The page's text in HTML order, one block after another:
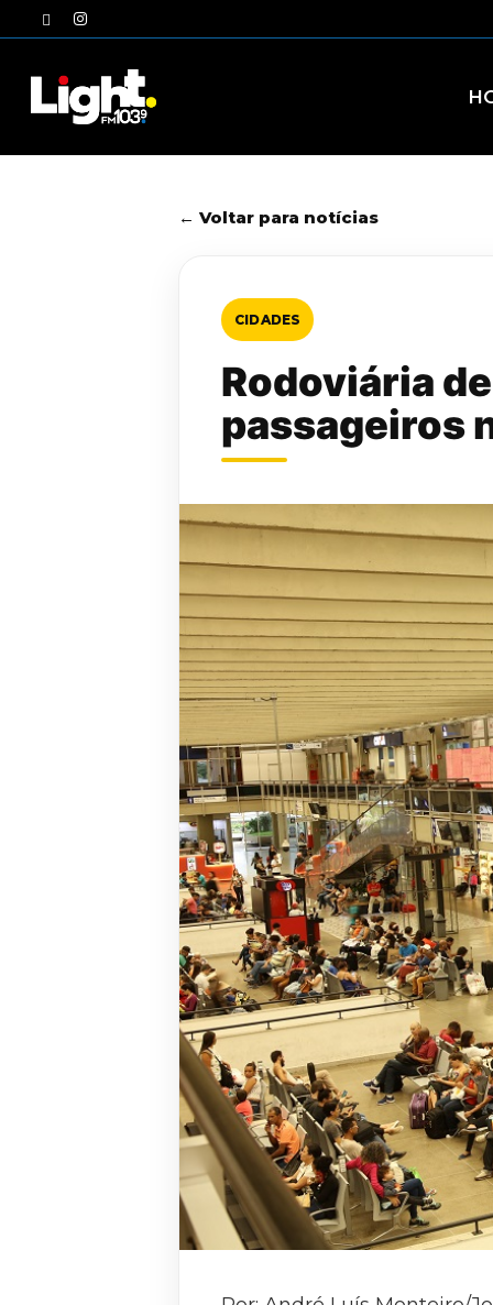
to
twitterinstagram
← Voltar para notícias
CIDADES
Rodoviária
passageiros